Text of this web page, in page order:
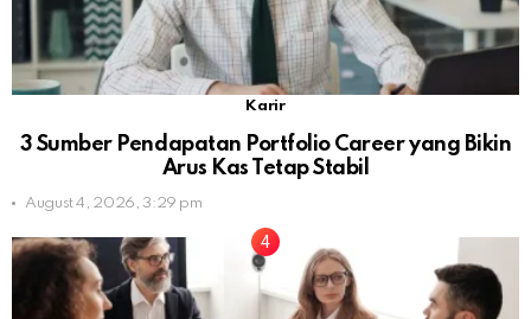
Karir
3 Sumber Pendapatan Portfolio Career yang Bikin
Arus Kas Tetap Stabil
August 4, 2026, 3:29 pm